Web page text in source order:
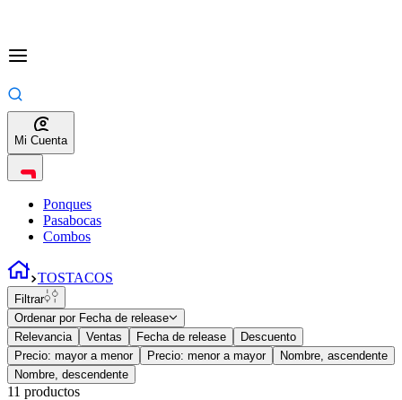
Mi Cuenta
Ponques
Pasabocas
Combos
TOSTACOS
Filtrar
Ordenar por Fecha de release
Relevancia
Ventas Fecha de release
Descuento
Precio: mayor a menor
Precio: menor a mayor
Nombre, ascendente
Nombre, descendente
11 productos